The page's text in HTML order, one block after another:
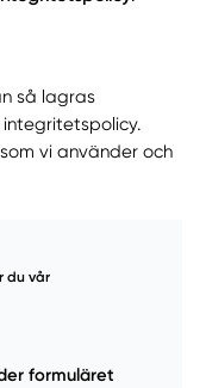
så lagras
vi använder och
du vår
formuläret